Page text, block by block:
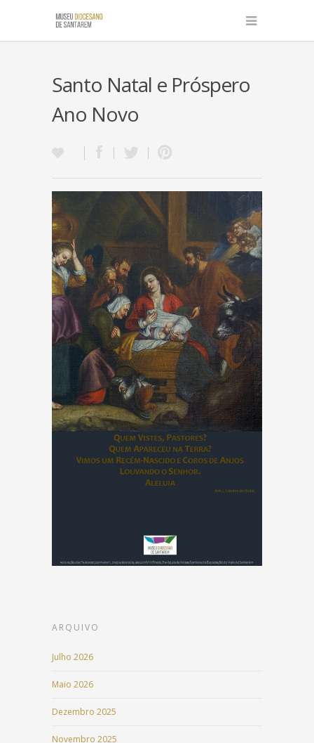
Santo Natal e Próspero
Ano Novo
ARQUIVO
Julho 2026
Maio 2026
Dezembro 2025
Novembro 2025